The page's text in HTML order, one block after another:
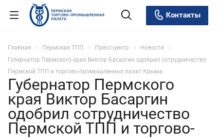
Контакты
Главная Пермская ТПП Пресс-центр
Новости
Губернатор Пермского края Виктор Басаргин одобрил сотрудничество
Пермской ТПП и торгово-промышленных палат Крыма
Губернатор Пермского
края Виктор Басаргин
одобрил сотрудничество
Пермской ТПП и торгово-